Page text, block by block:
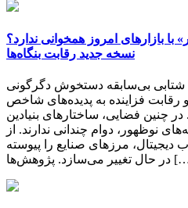
بازارهای امروز همخوانی ندارد؟
نسخه جدید رقابت‌ بنگاه‌ها
شتابی بی‌سابقه دستخوش دگرگونی
رقابت فزاینده به پدیده‌های شاخص
چنین فضایی، ساختارهای بنیادین
نوظهور، دوام چندانی ندارند. از
مرزهای صنایع را پیوسته
پژوهش‌ها […]